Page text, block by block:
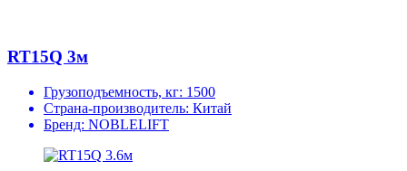
RT15Q 3м
Грузоподъемность, кг: 1500
Страна-производитель: Китай
Бренд: NOBLELIFT